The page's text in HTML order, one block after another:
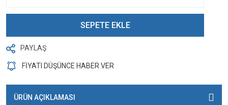
SEPETE EKLE
PAYLAŞ
FİYATI DÜŞÜNCE HABER VER
ÜRÜN AÇIKLAMASI